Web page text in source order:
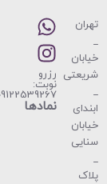
تهران
_
خیابان
شریعتی
_
ابندای
خیابان
سنایی
_
پلاک
رزرو
نوبت:
نمادها